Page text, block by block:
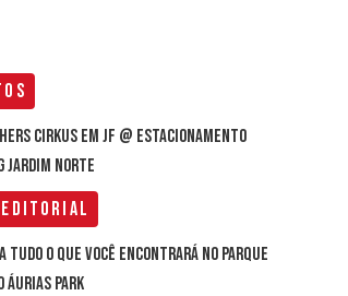
Cirkus em JF @ estacionamento
Jardim Norte
tudo o que você encontrará no parque
Áurias Park